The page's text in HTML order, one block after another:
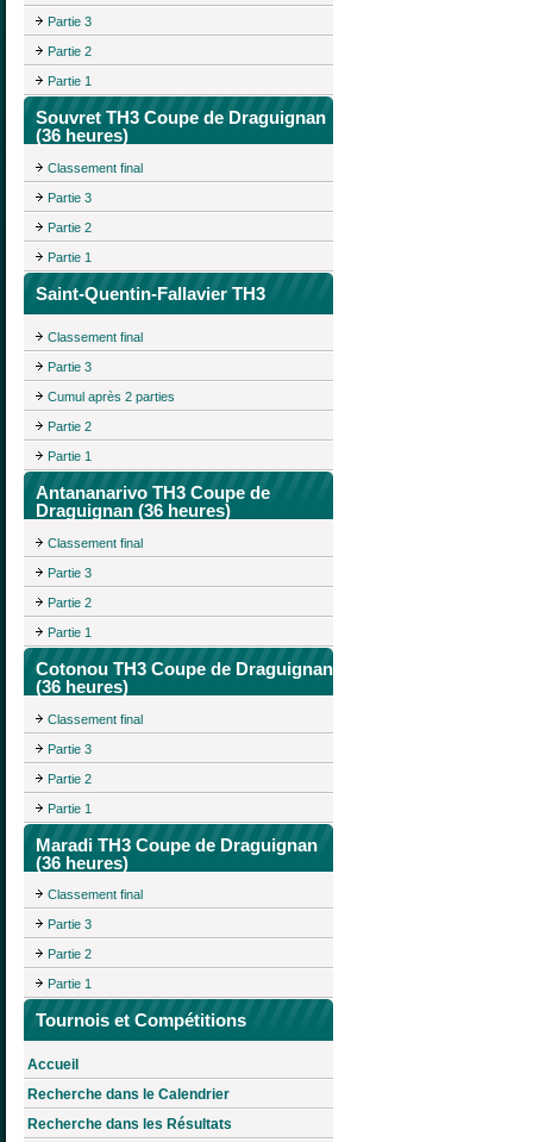
Partie 3
Partie 2
Partie 1
Souvret TH3 Coupe de Draguignan
(36 heures)
Classement final
Partie 3
Partie 2
Partie 1
Saint-Quentin-Fallavier TH3
Classement final
Partie 3
Cumul après 2 parties
Partie 2
Partie 1
Antananarivo TH3 Coupe de
Draguignan (36 heures)
Classement final
Partie 3
Partie 2
Partie 1
Cotonou TH3 Coupe de Draguignan
(36 heures)
Classement final
Partie 3
Partie 2
Partie 1
Maradi TH3 Coupe de Draguignan
(36 heures)
Classement final
Partie 3
Partie 2
Partie 1
Tournois et Compétitions
Accueil
Recherche dans le Calendrier
Recherche dans les Résultats